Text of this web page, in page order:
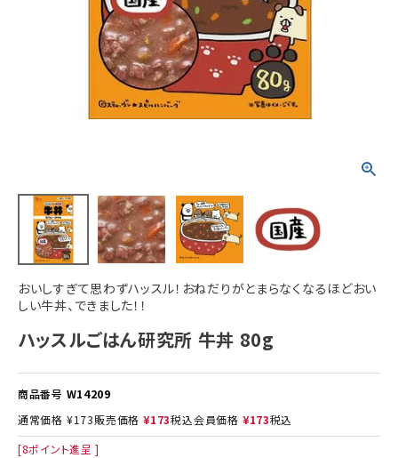
person 新規会員登録
おいしすぎて思わずハッスル！おねだりがとまらなくなるほどおい
しい牛丼、できました！！
ハッスルごはん研究所 牛丼 80g
商品番号 W14209
通常価格 ¥173販売価格 ¥173税込会員価格 ¥173税込
[8ポイント進呈 ]